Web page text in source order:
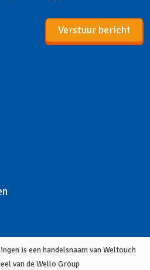
Verstuur bericht
is een handelsnaam van Weltouch
van de Wello Group